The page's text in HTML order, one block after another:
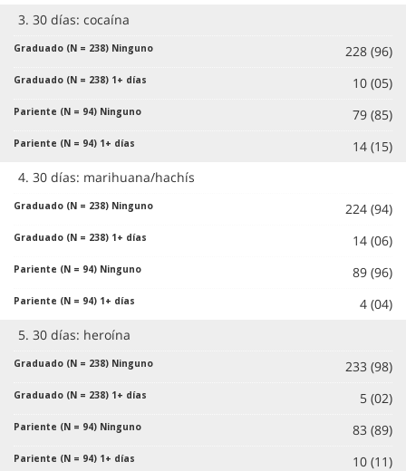
3. 30 días: cocaína
228 (96)
10 (05)
79 (85)
14 (15)
4. 30 días: marihuana/hachís
224 (94)
14 (06)
89 (96)
4 (04)
5. 30 días: heroína
233 (98)
5 (02)
83 (89)
10 (11)